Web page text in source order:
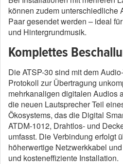
können zudem unterschiedliche
Paar gesendet werden – ideal
und Hintergrundmusik.
Komplettes
Die ATSP-30 sind mit dem
Protokoll zur Übertragung
mehrkanaligen digitalen Audios
die neuen Lautsprecher Teil
Ökosystems, das die Digital
ATDM-1012, Drahtlos- und
umfasst. Die Verbindung erfolgt
höherwertige Netzwerkkabel
und kosteneffiziente Installation.